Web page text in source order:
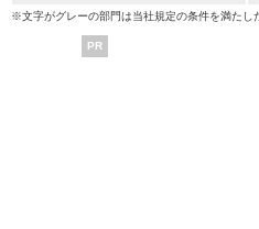
※文字がグレーの部門は当社規定の条件を満たし
PR